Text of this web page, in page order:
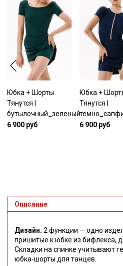
Юбка + Шорты
Тянутся |
бутылочный_зеленый
6 900 руб
Юбка +
Тянутся |
6 900 руб
Описание
Дизайн. 2 функции — одно
пришитые к юбке из бифлекса,
Складки на спинке учитывают
юбка-шорты для танцев.